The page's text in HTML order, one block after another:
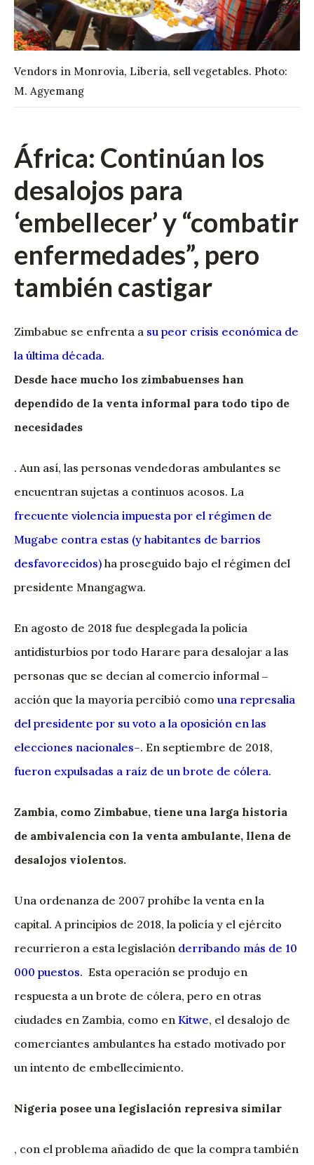
Vendors in Monrovia, Liberia, sell vegetables. Photo:
M. Agyemang
África: Continúan los
desalojos para
‘embellecer’ y “combatir
enfermedades”, pero
también castigar
Zimbabue se enfrenta a su peor crisis económica de
la última década.
Desde hace mucho los zimbabuenses han
dependido de la venta informal para todo tipo de
necesidades
. Aun así, las personas vendedoras ambulantes se
encuentran sujetas a continuos acosos. La
frecuente violencia impuesta por el régimen de
Mugabe contra estas (y habitantes de barrios
desfavorecidos) ha proseguido bajo el régimen del
presidente Mnangagwa.
En agosto de 2018 fue desplegada la policía
antidisturbios por todo Harare para desalojar a las
personas que se decían al comercio informal ‒
acción que la mayoría percibió como una represalia
del presidente por su voto a la oposición en las
elecciones nacionales–. En septiembre de 2018,
fueron expulsadas a raíz de un brote de cólera.
Zambia, como Zimbabue, tiene una larga historia
de ambivalencia con la venta ambulante, llena de
desalojos violentos.
Una ordenanza de 2007 prohíbe la venta en la
capital. A principios de 2018, la policía y el ejército
recurrieron a esta legislación derribando más de 10
000 puestos. Esta operación se produjo en
respuesta a un brote de cólera, pero en otras
ciudades en Zambia, como en Kitwe, el desalojo de
comerciantes ambulantes ha estado motivado por
un intento de embellecimiento.
Nigeria posee una legislación represiva similar
, con el problema añadido de que la compra también